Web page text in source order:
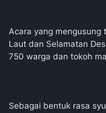
Acara yang mengusung
Laut dan Selamatan
750 warga dan tokoh
Sebagai bentuk rasa